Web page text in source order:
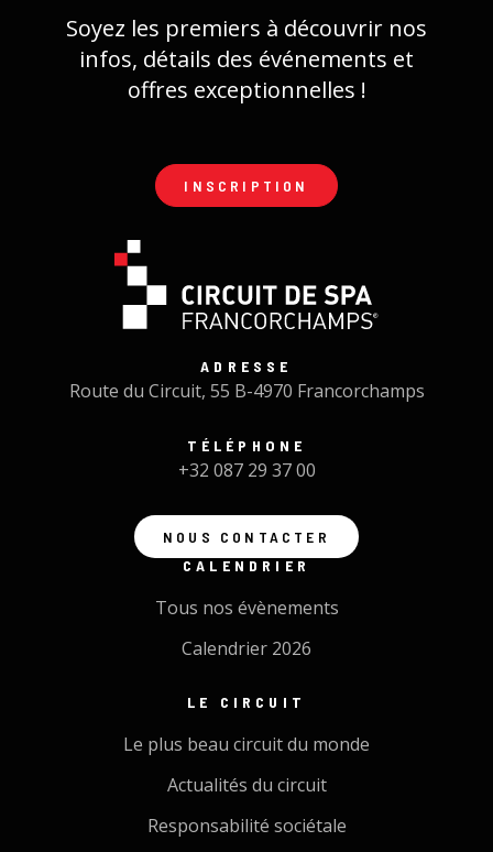
Soyez les premiers à découvrir nos
infos, détails des événements et
offres exceptionnelles !
INSCRIPTION
ADRESSE
Route du Circuit, 55 B-4970 Francorchamps
TÉLÉPHONE
+32 087 29 37 00
NOUS CONTACTER
CALENDRIER
Tous nos évènements
Calendrier 2026
LE CIRCUIT
Le plus beau circuit du monde
Actualités du circuit
Responsabilité sociétale